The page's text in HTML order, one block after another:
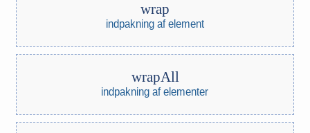
wrap
indpakning af element
wrapAll
indpakning af elementer